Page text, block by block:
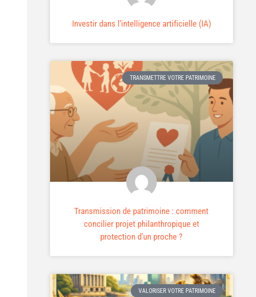
Investir dans l’intelligence artificielle (IA)
TRANSMETTRE VOTRE PATRIMOINE
Transmission de patrimoine : comment
concilier projet philanthropique et
protection d’un proche ?
VALORISER VOTRE PATRIMOINE